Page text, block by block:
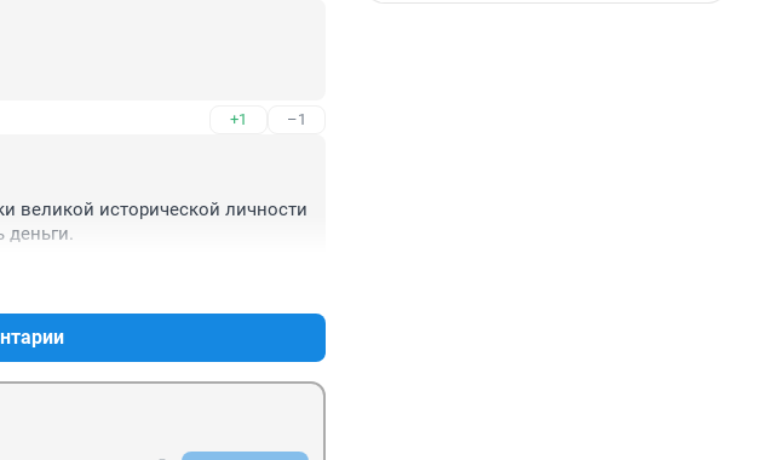
+1 –1
исторической личности
деньги.